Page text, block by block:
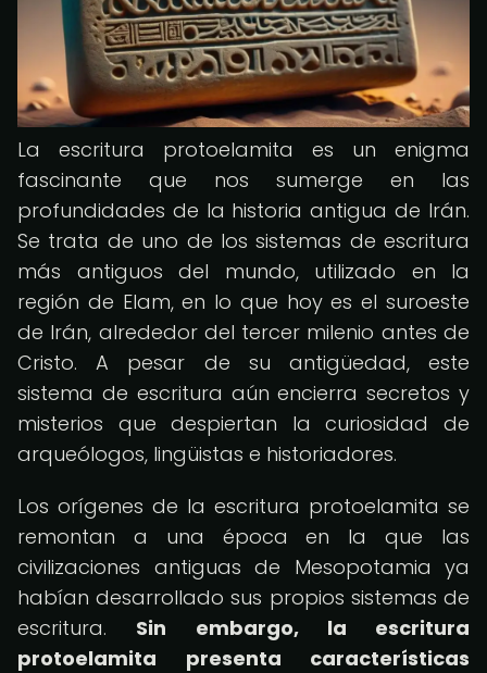
La escritura protoelamita es un enigma
fascinante que nos sumerge en las
profundidades de la historia antigua de Irán.
Se trata de uno de los sistemas de escritura
más antiguos del mundo, utilizado en la
región de Elam, en lo que hoy es el suroeste
de Irán, alrededor del tercer milenio antes de
Cristo. A pesar de su antigüedad, este
sistema de escritura aún encierra secretos y
misterios que despiertan la curiosidad de
arqueólogos, lingüistas e historiadores.
Los orígenes de la escritura protoelamita se
remontan a una época en la que las
civilizaciones antiguas de Mesopotamia ya
habían desarrollado sus propios sistemas de
escritura. Sin embargo, la escritura
protoelamita presenta características